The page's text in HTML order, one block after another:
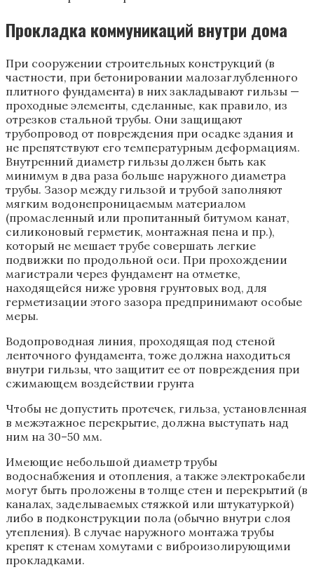
Прокладка коммуникаций внутри дома
При сооружении строительных конструкций (в
частности, при бетонировании малозаглубленного
плитного фундамента) в них закладывают гильзы —
проходные элементы, сделанные, как правило, из
отрезков стальной трубы. Они защищают
трубопровод от повреждения при осадке здания и
не препятствуют его температурным деформациям.
Внутренний диаметр гильзы должен быть как
минимум в два раза больше наружного диаметра
трубы. Зазор между гильзой и трубой заполняют
мягким водонепроницаемым материалом
(промасленный или пропитанный битумом канат,
силиконовый герметик, монтажная пена и пр.),
который не мешает трубе совершать легкие
подвижки по продольной оси. При прохождении
магистрали через фундамент на отметке,
находящейся ниже уровня грунтовых вод, для
герметизации этого зазора предпринимают особые
меры.
Водопроводная линия, проходящая под стеной
ленточного фундамента, тоже должна находиться
внутри гильзы, что защитит ее от повреждения при
сжимающем воздействии грунта
Чтобы не допустить протечек, гильза, установленная
в межэтажное перекрытие, должна выступать над
ним на 30–50 мм.
Имеющие небольшой диаметр трубы
водоснабжения и отопления, а также электрокабели
могут быть проложены в толще стен и перекрытий (в
каналах, заделываемых стяжкой или штукатуркой)
либо в подконструкции пола (обычно внутри слоя
утепления). В случае наружного монтажа трубы
крепят к стенам хомутами с виброизолирующими
прокладками.